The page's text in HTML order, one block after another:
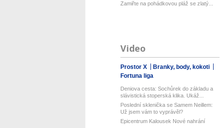
Zamiřte na pohádkovou pláž se zlatý...
Video
Prostor X
Branky, body, kokoti
Fortuna liga
Deniova cesta: Sochůrek do základu a
slávistická stoperská klika. Ukáž...
Poslední sklenička se Samem Neillem:
Už jsem vám to vyprávěl?
Epicentrum Kalousek Nové nahrání